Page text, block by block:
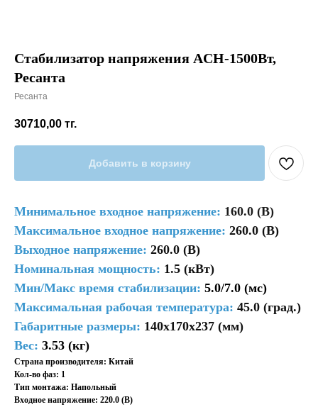
Стабилизатор напряжения ACH-1500Вт,
Ресанта
Ресанта
30710,00 тг.
Добавить в корзину
Минимальное входное напряжение: 160.0 (В)
Максимальное входное напряжение: 260.0 (В)
Выходное напряжение: 260.0 (В)
Номинальная мощность: 1.5 (кВт)
Мин/Макс время стабилизации: 5.0/7.0 (мс)
Максимальная рабочая температура: 45.0 (град.)
Габаритные размеры: 140x170x237 (мм)
Вес: 3.53 (кг)
Страна производителя: Китай
Кол-во фаз: 1
Тип монтажа: Напольный
Входное напряжение: 220.0 (В)